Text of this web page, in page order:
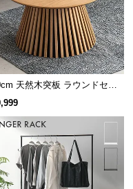
天然木突板 ラウンドセン
ーブル 美しい格子デザイン